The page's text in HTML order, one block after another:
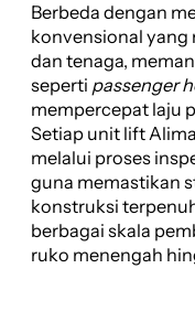
Berbeda dengan
konvensional yang
dan tenaga,
seperti passenger
mempercepat laju
Setiap unit lift
melalui proses
guna memastikan
konstruksi
berbagai skala
ruko menengah